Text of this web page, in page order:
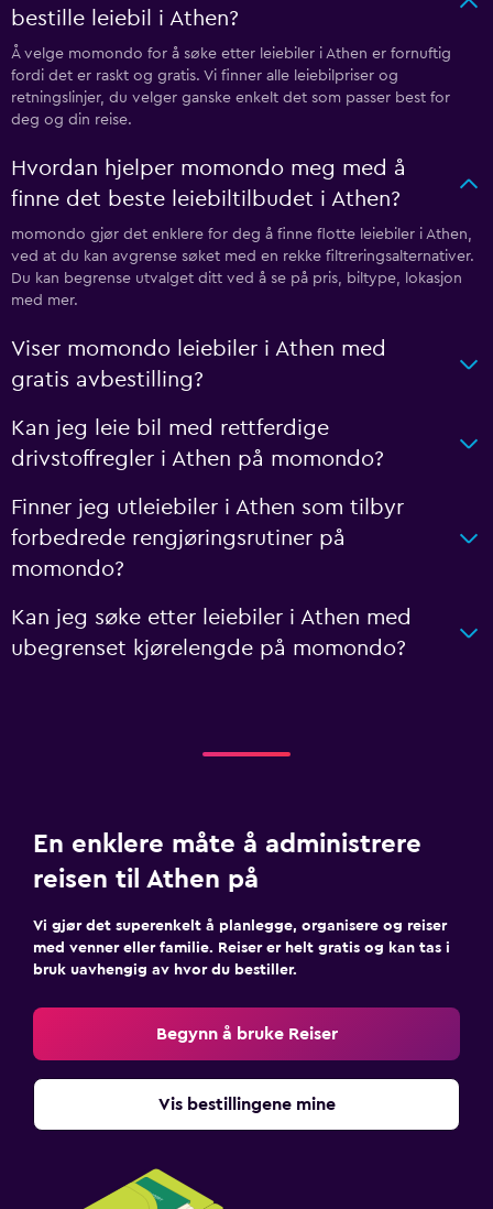
bestille leiebil i Athen?
Å velge momondo for å søke etter leiebiler i Athen er fornuftig
fordi det er raskt og gratis. Vi finner alle leiebilpriser og
retningslinjer, du velger ganske enkelt det som passer best for
deg og din reise.
Hvordan hjelper momondo meg med å
finne det beste leiebiltilbudet i Athen?
momondo gjør det enklere for deg å finne flotte leiebiler i Athen,
ved at du kan avgrense søket med en rekke filtreringsalternativer.
Du kan begrense utvalget ditt ved å se på pris, biltype, lokasjon
med mer.
Viser momondo leiebiler i Athen med
gratis avbestilling?
Kan jeg leie bil med rettferdige
drivstoffregler i Athen på momondo?
Finner jeg utleiebiler i Athen som tilbyr
forbedrede rengjøringsrutiner på
momondo?
Kan jeg søke etter leiebiler i Athen med
ubegrenset kjørelengde på momondo?
En enklere måte å administrere
reisen til Athen på
Vi gjør det superenkelt å planlegge, organisere og reiser
med venner eller familie. Reiser er helt gratis og kan tas i
bruk uavhengig av hvor du bestiller.
Begynn å bruke Reiser
Vis bestillingene mine